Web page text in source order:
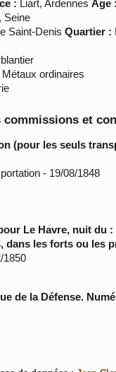
: Liart, Ardennes Âge :
Seine
Saint-DenisQuartier :
Métaux ordinaires
commissions et
(pour les seuls
- 19/08/1848
Le Havre, nuit du :
dans les forts ou les
1850
de la Défense.